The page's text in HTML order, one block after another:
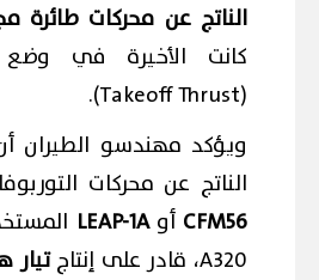
الناتج عن محركات طائرة
كانت الأخيرة في وضع
(Takeoff Thrust).
ويؤكد مهندسو الطيران
الناتج عن محركات
CFM56 أوLEAP-1A
A320، قادر على إنتاج